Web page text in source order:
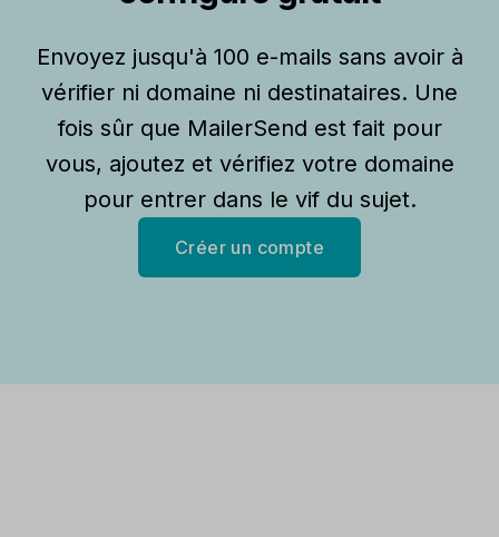
Envoyez jusqu'à 100 e-mails sans avoir à
vérifier ni domaine ni destinataires. Une
fois sûr que MailerSend est fait pour
vous, ajoutez et vérifiez votre domaine
pour entrer dans le vif du sujet.
Créer un compte